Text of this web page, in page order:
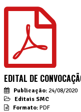
EDITAL DE
Publicação: 24/08/2020
Editais SMC
Formato: PDF